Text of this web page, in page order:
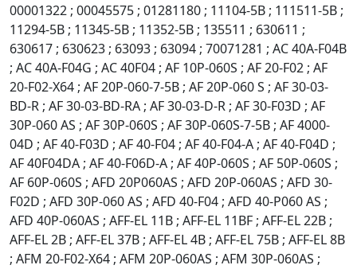
00001322 ; 00045575 ; 01281180 ; 11104-5B ; 111511-5B ;
11294-5B ; 11345-5B ; 11352-5B ; 135511 ; 630611 ;
630617 ; 630623 ; 63093 ; 63094 ; 70071281 ; AC 40A-F04B
; AC 40A-F04G ; AC 40F04 ; AF 10P-060S ; AF 20-F02 ; AF
20-F02-X64 ; AF 20P-060-7-5B ; AF 20P-060 S ; AF 30-03-
BD-R ; AF 30-03-BD-RA ; AF 30-03-D-R ; AF 30-F03D ; AF
30P-060 AS ; AF 30P-060S ; AF 30P-060S-7-5B ; AF 4000-
04D ; AF 40-F03D ; AF 40-F04 ; AF 40-F04-A ; AF 40-F04D ;
AF 40F04DA ; AF 40-F06D-A ; AF 40P-060S ; AF 50P-060S ;
AF 60P-060S ; AFD 20P060AS ; AFD 20P-060AS ; AFD 30-
F02D ; AFD 30P-060 AS ; AFD 40-F04 ; AFD 40-P060 AS ;
AFD 40P-060AS ; AFF-EL 11B ; AFF-EL 11BF ; AFF-EL 22B ;
AFF-EL 2B ; AFF-EL 37B ; AFF-EL 4B ; AFF-EL 75B ; AFF-EL 8B
; AFM 20-F02-X64 ; AFM 20P-060AS ; AFM 30P-060AS ;